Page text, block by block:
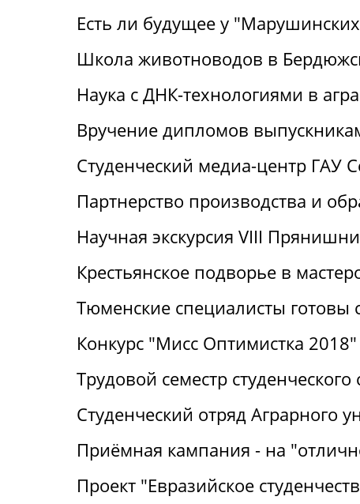
Есть ли будущее у
Школа животноводов в
Наука с ДНК-технологиями в
Вручение дипломов
Студенческий медиа-центр ГАУ
Партнерство производства и
Научная экскурсия VIII
Крестьянское подворье в
Тюменские специалисты готовы
Конкурс "Мисс Оптимистка 2018"
Трудовой семестр
Студенческий отряд Аграрного
Приёмная кампания - на
Проект "Евразийское